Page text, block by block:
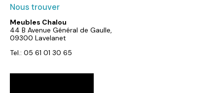
Nous trouver
Meubles Chalou
44 B Avenue Général de Gaulle,
09300 Lavelanet
Tel.: 05 61 01 30 65